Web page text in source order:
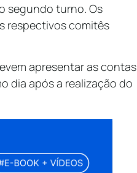
segundo turno. Os
respectivos comitês
apresentar as contas
dia após a realização do